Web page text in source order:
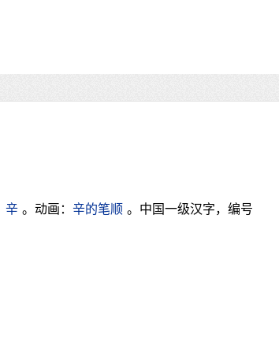
辛 。动画： 辛的笔顺 。中国一级汉字，编号